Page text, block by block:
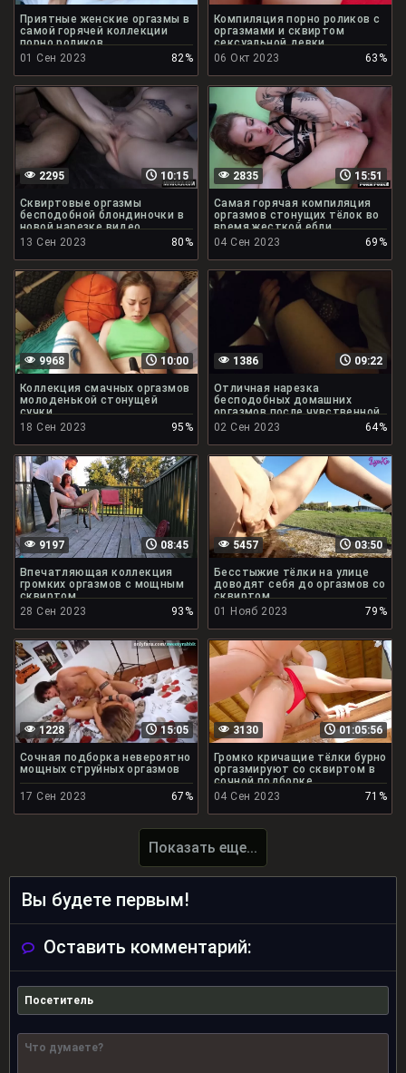
Приятные женские оргазмы в
самой горячей коллекции
порно роликов
01 Сен 2023
82%
Компиляция порно роликов с
оргазмами и сквиртом
сексуальной девки
06 Окт 2023
63%
10:15
2295
Сквиртовые оргазмы
бесподобной блондиночки в
новой нарезке видео
13 Сен 2023
80%
15:51
2835
Самая горячая компиляция
оргазмов стонущих тёлок во
время жесткой ебли
04 Сен 2023
69%
10:00
9968
Коллекция смачных оргазмов
молоденькой стонущей
сучки
18 Сен 2023
95%
09:22
1386
Отличная нарезка
бесподобных домашних
оргазмов после чувственной
ебли
02 Сен 2023 64%
08:45
9197
Впечатляющая коллекция
громких оргазмов с мощным
сквиртом
28 Сен 2023
93%
03:50
5457
Бесстыжие тёлки на улице
доводят себя до оргазмов со
сквиртом
01 Нояб 2023
79%
15:05
1228
Сочная подборка невероятно
мощных струйных оргазмов
17 Сен 2023 67%
01:05:56
3130
Громко кричащие тёлки бурно
оргазмируют со сквиртом в
сочной подборке
04 Сен 2023
71%
Показать еще...
Вы будете первым!
Оставить комментарий: